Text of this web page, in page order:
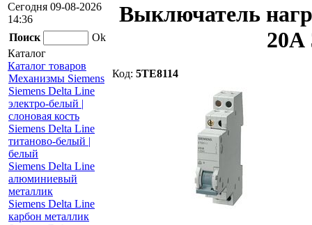
Сегодня 09-08-2026
14:36
Поиск
Ok
Каталог
Каталог товаров
Механизмы Siemens
Siemens Delta Line
электро-белый |
слоновая кость
Siemens Delta Line
титаново-белый |
белый
Siemens Delta Line
алюминиевый
металлик
Siemens Delta Line
карбон металлик
Выключатель
20А
Код: 5TE8114